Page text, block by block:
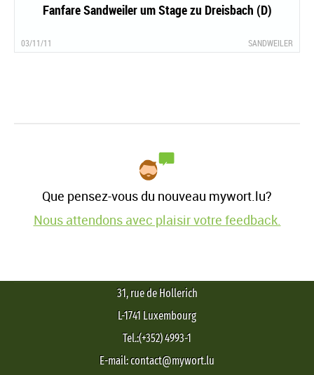
Fanfare Sandweiler um Stage zu Dreisbach (D)
03/11/11 SANDWEILER
Que pensez-vous du nouveau mywort.lu?
Nous attendons avec plaisir votre feedback.
31, rue de Hollerich
L-1741 Luxembourg
Tel.:(+352) 4993-1
E-mail: contact@mywort.lu